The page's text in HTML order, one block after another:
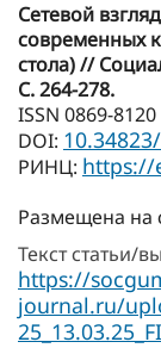
Сетевой
современных
стола) //
С. 264-278.
ISSN 0869-8120
DOI:
РИНЦ: https://
Размещена на
Текст статьи/
https://
journal.ru/